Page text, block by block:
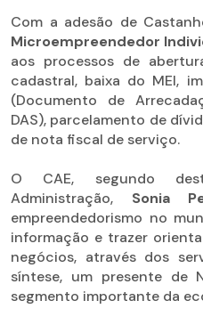
Com a adesão de
Microempreendedor
aos processos de
cadastral, baixa do MEI,
(Documento de
DAS), parcelamento de
de nota fiscal de serviço.
O CAE, segundo
Administração, Sonia
empreendedorismo no
informação e trazer
negócios, através dos
síntese, um presente de
segmento importante da